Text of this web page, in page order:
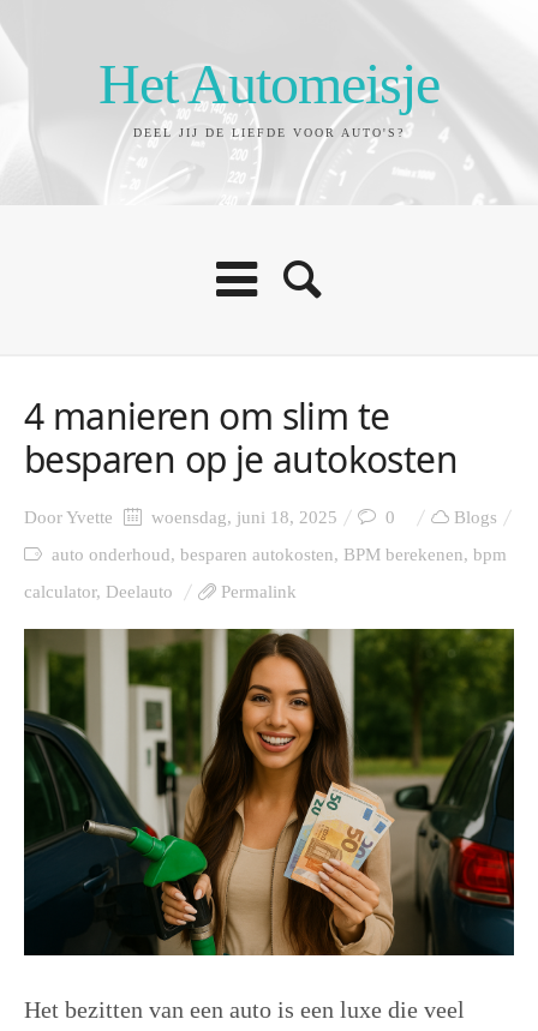
Het Automeisje
DEEL JIJ DE LIEFDE VOOR AUTO'S?
4 manieren om slim te
besparen op je autokosten
DoorYvette woensdag, juni 18, 2025 0
Blogs
auto onderhoud, besparen autokosten, BPM berekenen, bpm
calculator, Deelauto Permalink
Het bezitten van een auto is een luxe die veel